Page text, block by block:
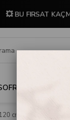
💥 BU FIRSAT
& MUTFAK
cm Çerçeveli Tablo